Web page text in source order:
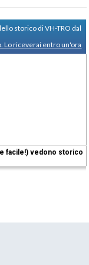
storico di VH-TRO dal
Lo riceverai entro un'ora
facile!) vedono storico